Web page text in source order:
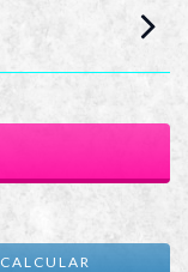
CALCULAR